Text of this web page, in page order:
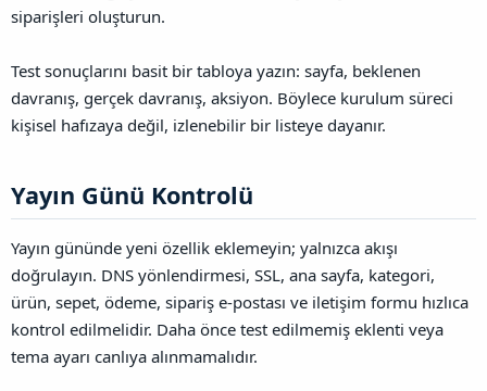
siparişleri oluşturun.
Test sonuçlarını basit bir tabloya yazın: sayfa, beklenen
davranış, gerçek davranış, aksiyon. Böylece kurulum süreci
kişisel hafızaya değil, izlenebilir bir listeye dayanır.
Yayın Günü Kontrolü​
Yayın gününde yeni özellik eklemeyin; yalnızca akışı
doğrulayın. DNS yönlendirmesi, SSL, ana sayfa, kategori,
ürün, sepet, ödeme, sipariş e-postası ve iletişim formu hızlıca
kontrol edilmelidir. Daha önce test edilmemiş eklenti veya
tema ayarı canlıya alınmamalıdır.